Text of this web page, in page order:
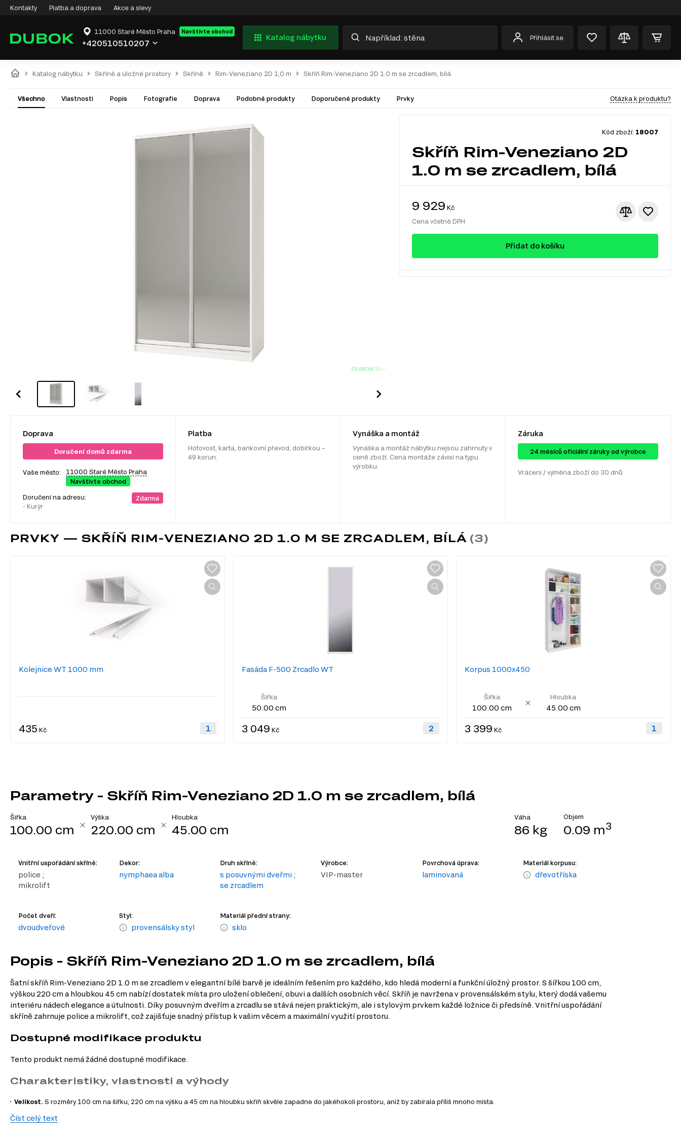
Kontakty Platba a doprava Akce a slevy
11000 Staré Město Praha Navštivte obchod
+420510510207
Katalog nábytku Přihlásit se
Katalog nábytku Skříně a úložné prostory Skříně Rim-Veneziano 2D 1,0 m Skříň Rim-Veneziano 2D 1.0 m se zrcadlem, bílá
Všechno Vlastnosti Popis Fotografie Doprava Podobné produkty Doporučené produkty Prvky Otázka k produktu?
Kód zboží: 18007
Skříň Rim-Veneziano 2D
1.0 m se zrcadlem, bílá
9 929 Kč
Cena včetně DPH
Přidat do košíku
Doprava
Doručení domů zdarma
Vaše město:
11000 Staré Město Praha
Navštivte obchod
Doručení na adresu:
- Kurýr
Zdarma
Platba
Hotovost, karta, bankovní převod, dobírkou –
49 korun.
Vynáška a montáž
Vynáška a montáž nábytku nejsou zahrnuty v
ceně zboží. Cena montáže závisí na typu
výrobku.
Záruka
24 ​​​​měsíců oficiální záruky od výrobce
Vrácení / výměna zboží do 30 dnů
PRVKY — SKŘÍŇ RIM-VENEZIANO 2D 1.0 M SE ZRCADLEM, BÍLÁ
Kolejnice WT 1000 mm
435 Kč
Fasáda F-500 Zrcadlo WT
Šířka
50.00 cm
3 049 Kč
Korpus 1000x450
Šířka
100.00 cm
Hloubka
45.00 cm
3 399 Kč
Parametry - Skříň Rim-Veneziano 2D 1.0 m se zrcadlem, bílá
Šířka
100.00 cm
Výška
220.00 cm
Hloubka
45.00 cm
Váha
86 kg
Objem
0.09 m3
Vnitřní uspořádání skříně:
police ;
mikrolift
Dekor:
nymphaea alba
Druh skříně:
s posuvnými dveřmi ;
se zrcadlem
Výrobce:
VIP-master
Povrchová úprava:
laminovaná
Materiál korpusu:
dřevotříska
Počet dveří:
dvoudveřové
Styl:
provensálsky styl
Materiál přední strany:
sklo
Popis - Skříň Rim-Veneziano 2D 1.0 m se zrcadlem, bílá
Šatní skříň Rim-Veneziano 2D 1.0 m se zrcadlem v elegantní bílé barvě je ideálním řešením pro každého, kdo hledá moderní a funkční úložný prostor. S šířkou 100 cm,
výškou 220 cm a hloubkou 45 cm nabízí dostatek místa pro uložení oblečení, obuvi a dalších osobních věcí. Skříň je navržena v provensálském stylu, který dodá vašemu
interiéru nádech elegance a útulnosti. Díky posuvným dveřím a zrcadlu se stává nejen praktickým, ale i stylovým prvkem každé ložnice či předsíně. Vnitřní uspořádání
skříně zahrnuje police a mikrolift, což zajišťuje snadný přístup k vašim věcem a maximální využití prostoru.
Dostupné modifikace produktu
Tento produkt nemá žádné dostupné modifikace.
Charakteristiky, vlastnosti a výhody
Velikost. S rozměry 100 cm na šířku, 220 cm na výšku a 45 cm na hloubku skříň skvěle zapadne do jakéhokoli prostoru, aniž by zabírala příliš mnoho místa.
Druh skříně.Dvoudveřová skříň s posuvnými dveřmi a zrcadlem nejenže šetří místo, ale také opticky zvětšuje prostor a dodává mu vzdušnost.
Číst celý text